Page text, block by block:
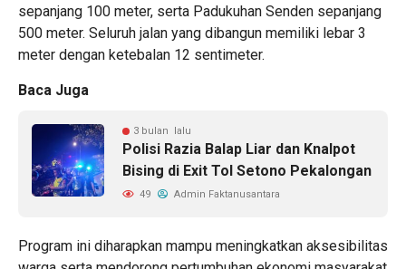
sepanjang 100 meter, serta Padukuhan Senden sepanjang
500 meter. Seluruh jalan yang dibangun memiliki lebar 3
meter dengan ketebalan 12 sentimeter.
Baca Juga
3 bulan lalu
Polisi Razia Balap Liar dan Knalpot
Bising di Exit Tol Setono Pekalongan
49 Admin Faktanusantara
Program ini diharapkan mampu meningkatkan aksesibilitas